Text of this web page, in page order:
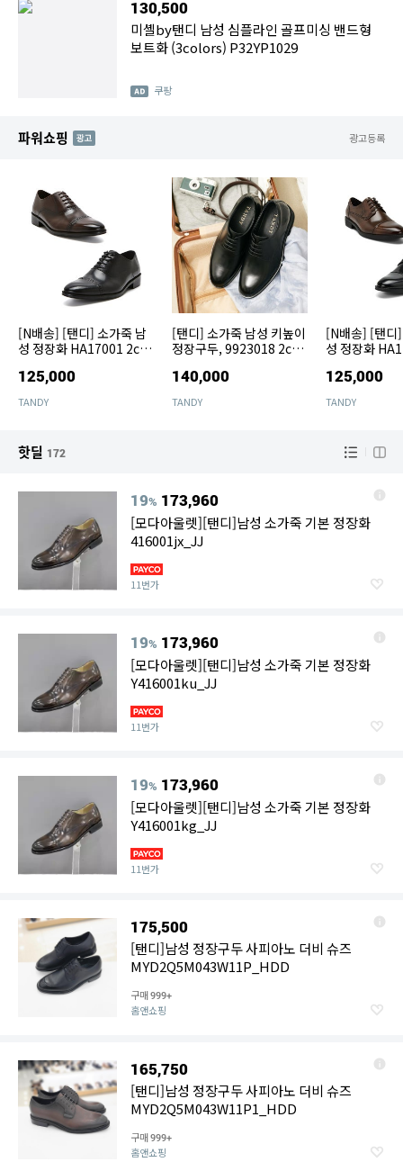
130,500
미셸by탠디 남성 심플라인 골프미싱 밴드형
보트화 (3colors) P32YP1029
쿠팡
파워쇼핑 AD 광고등록
[N배송] [탠디] 소가죽 남
성 정장화 HA17001 2col
125,000
TANDY
[탠디] 소가죽 남성 키높이
정장구두, 9923018 2col
140,000
TANDY
[N배송] [탠디
성 정장화
125,000
TANDY
핫딜 172
19% 173,960
[모다아울렛][탠디]남성 소가죽 기본 정장화
416001jx_JJ
11번가
19% 173,960
[모다아울렛][탠디]남성 소가죽 기본 정장화
Y416001ku_JJ
11번가
19% 173,960
[모다아울렛][탠디]남성 소가죽 기본 정장화
Y416001kg_JJ
11번가
175,500
[탠디]남성 정장구두 사피아노 더비 슈즈
MYD2Q5M043W11P_HDD
구매999+
홈앤쇼핑
165,750
[탠디]남성 정장구두 사피아노 더비 슈즈
MYD2Q5M043W11P1_HDD
구매999+
홈앤쇼핑